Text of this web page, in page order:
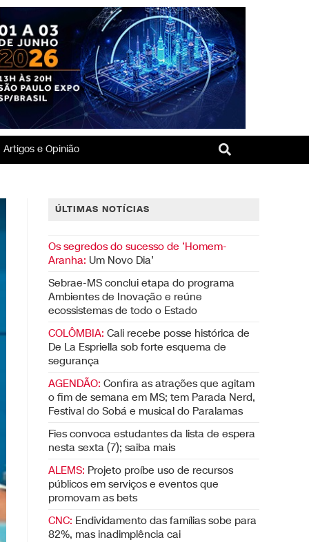
Artigos e Opinião
ÚLTIMAS NOTÍCIAS
Os segredos do sucesso de ‘Homem-
Aranha: Um Novo Dia’
Sebrae-MS conclui etapa do programa
Ambientes de Inovação e reúne
ecossistemas de todo o Estado
COLÔMBIA: Cali recebe posse histórica de
De La Espriella sob forte esquema de
segurança
AGENDÃO: Confira as atrações que agitam
o fim de semana em MS; tem Parada Nerd,
Festival do Sobá e musical do Paralamas
Fies convoca estudantes da lista de espera
nesta sexta (7); saiba mais
ALEMS: Projeto proíbe uso de recursos
públicos em serviços e eventos que
promovam as bets
CNC: Endividamento das famílias sobe para
82%, mas inadimplência cai